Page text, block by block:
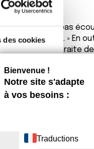
des cookies
des
ainsi que de
de
la
mais pas
si besoin. » En
départ à la retraite
devrait débuter dès
« Aujourd’hui,
Labrèze,